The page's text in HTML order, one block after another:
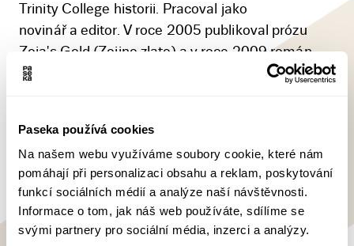
Paseka používá cookies
Na našem webu využíváme soubory cookie, které nám
pomáhají při personalizaci obsahu a reklam, poskytování
funkcí sociálních médií a analýze naší návštěvnosti.
Informace o tom, jak náš web používáte, sdílíme se
svými partnery pro sociální média, inzerci a analýzy.
Trinity College historii. Pracoval jako
novinář a editor. V roce 2005 publikoval prózu
Zoia's Gold (Zojino zlato) a v roce 2009 román
The Einstein Girl (Einsteinova krev). Jeho
přeloženy do jednadvaceti jazyků.